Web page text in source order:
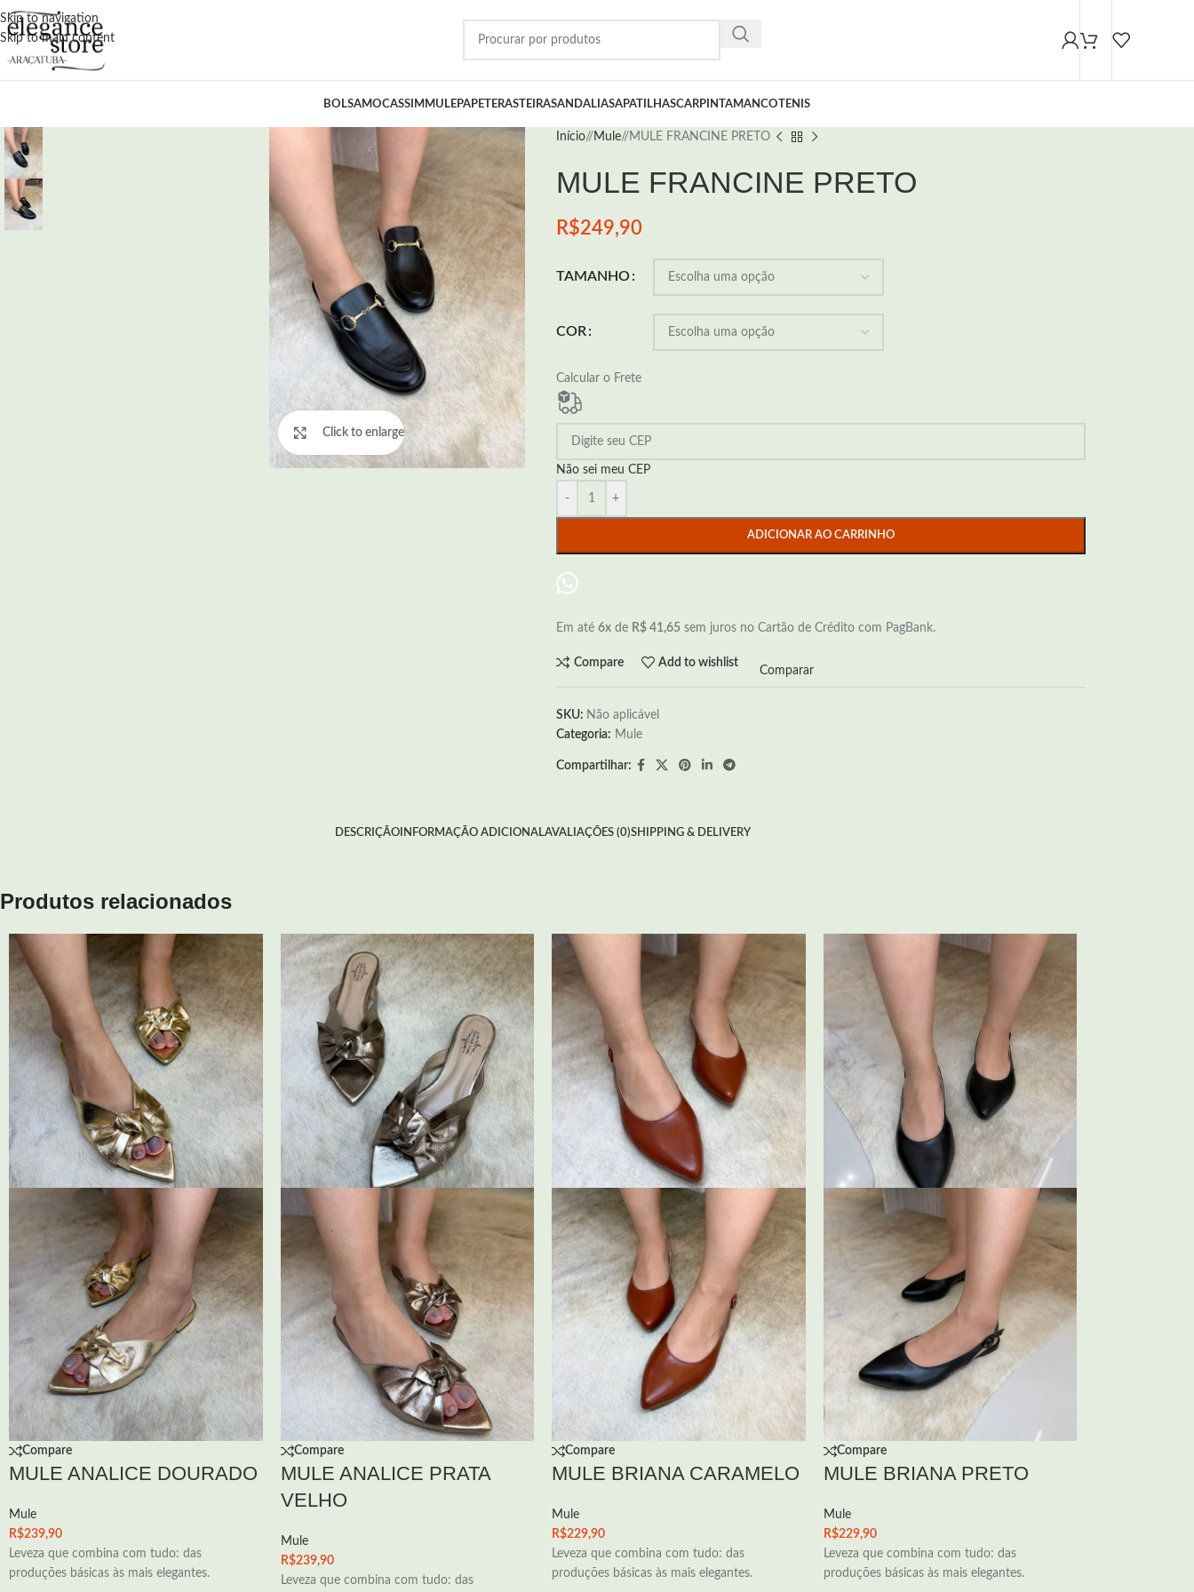
Skip to navigation
Skip to main content
BOLSAMOCASSIM MULEPAPETERASTEIRASANDALIASAPATILHASCARPINTAMANCOTENIS
Click to enlarge
Início/ Mule/ MULE FRANCINE PRETO
MULE FRANCINE PRETO
R$249,90
TAMANHO
COR
Calcular o Frete
Não sei meu CEP
- +
ADICIONAR AO CARRINHO
Em até 6xde R$ 41,65sem juros no Cartão de Crédito com PagBank.
Compare Add to wishlist
Comparar
SKU: Não aplicável
Categoria: Mule
Compartilhar:
DESCRIÇÃO INFORMAÇÃO ADICIONALAVALIAÇÕES (0)SHIPPING & DELIVERY
Produtos relacionados
Compare
MULE ANALICE DOURADO
Mule
R$239,90
Leveza que combina com tudo: das
produções básicas às mais elegantes.
Compare
MULE ANALICE PRATA
VELHO
Mule
R$239,90
Leveza que combina com tudo: das
Compare
MULE BRIANA CARAMELO
Mule
R$229,90
Leveza que combina com tudo: das
produções básicas às mais elegantes.
Compare
MULE BRIANA PRETO
Mule
R$229,90
Leveza que combina com tudo: das
produções básicas às mais elegantes.